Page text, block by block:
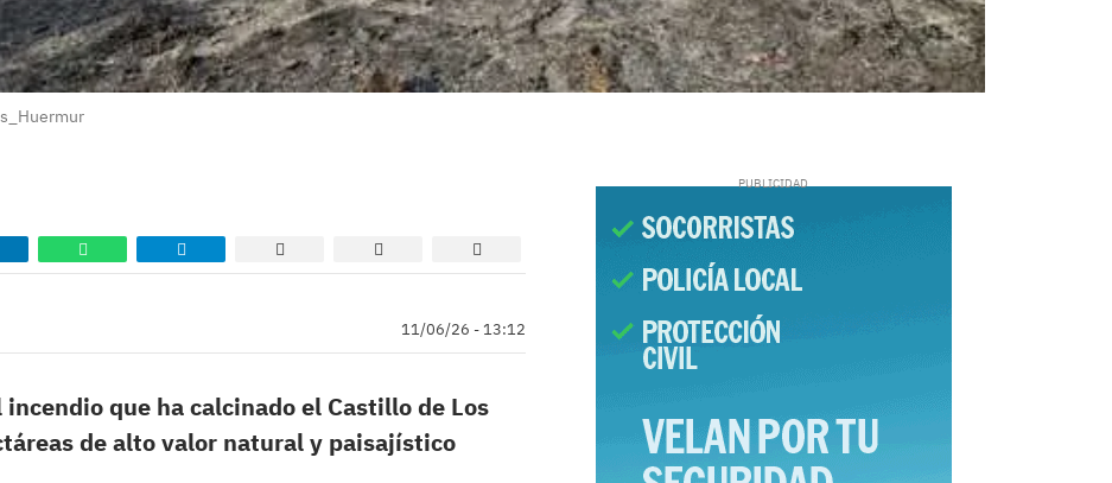
11/06/26 - 13:12
que ha calcinado el Castillo de Los
de alto valor natural y paisajístico